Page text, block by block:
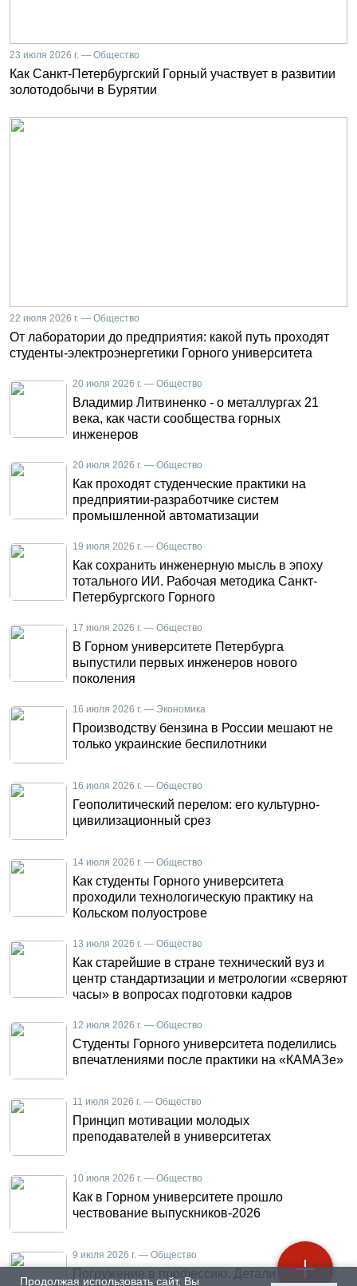
Продолжая использовать сайт, Вы
23 июля 2026 г. — Общество
Как Санкт-Петербургский Горный участвует в развитии
золотодобычи в Бурятии
22 июля 2026 г. — Общество
От лаборатории до предприятия: какой путь проходят
студенты-электроэнергетики Горного университета
20 июля 2026 г. — Общество
Владимир Литвиненко - о металлургах 21
века, как части сообщества горных
инженеров
20 июля 2026 г. — Общество
Как проходят студенческие практики на
предприятии-разработчике систем
промышленной автоматизации
19 июля 2026 г. — Общество
Как сохранить инженерную мысль в эпоху
тотального ИИ. Рабочая методика Санкт-
Петербургского Горного
17 июля 2026 г. — Общество
В Горном университете Петербурга
выпустили первых инженеров нового
поколения
16 июля 2026 г. — Экономика
Производству бензина в России мешают не
только украинские беспилотники
16 июля 2026 г. — Общество
Геополитический перелом: его культурно-
цивилизационный срез
14 июля 2026 г. — Общество
Как студенты Горного университета
проходили технологическую практику на
Кольском полуострове
13 июля 2026 г. — Общество
Как старейшие в стране технический вуз и
центр стандартизации и метрологии «сверяют
часы» в вопросах подготовки кадров
12 июля 2026 г. — Общество
Студенты Горного университета поделились
впечатлениями после практики на «КАМАЗе»
11 июля 2026 г. — Общество
Принцип мотивации молодых
преподавателей в университетах
10 июля 2026 г. — Общество
Как в Горном университете прошло
чествование выпускников-2026
9 июля 2026 г. — Общество
Погружение в профессию. Детали летней